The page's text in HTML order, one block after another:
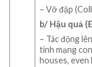
– Vỡ đập
b/ Hậu quả
– Tác động
tính mạng
houses, even